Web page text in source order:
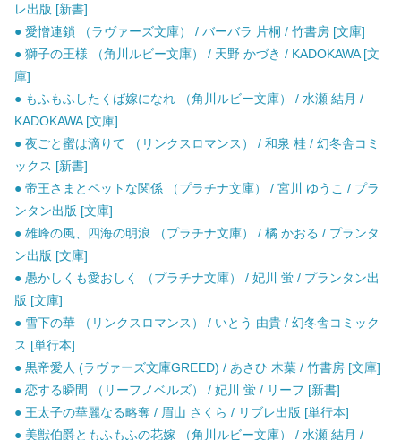
レ出版 [新書]
● 愛憎連鎖 （ラヴァーズ文庫） / バーバラ 片桐 / 竹書房 [文庫]
● 獅子の王様 （角川ルビー文庫） / 天野 かづき / KADOKAWA [文
庫]
● もふもふしたくば嫁になれ （角川ルビー文庫） / 水瀬 結月 /
KADOKAWA [文庫]
● 夜ごと蜜は滴りて （リンクスロマンス） / 和泉 桂 / 幻冬舎コミ
ックス [新書]
● 帝王さまとペットな関係 （プラチナ文庫） / 宮川 ゆうこ / プラ
ンタン出版 [文庫]
● 雄峰の風、四海の明浪 （プラチナ文庫） / 橘 かおる / プランタ
ン出版 [文庫]
● 愚かしくも愛おしく （プラチナ文庫） / 妃川 蛍 / プランタン出
版 [文庫]
● 雪下の華 （リンクスロマンス） / いとう 由貴 / 幻冬舎コミック
ス [単行本]
● 黒帝愛人 (ラヴァーズ文庫GREED) / あさひ 木葉 / 竹書房 [文庫]
● 恋する瞬間 （リーフノベルズ） / 妃川 蛍 / リーフ [新書]
● 王太子の華麗なる略奪 / 眉山 さくら / リブレ出版 [単行本]
● 美獣伯爵ともふもふの花嫁 （角川ルビー文庫） / 水瀬 結月 /